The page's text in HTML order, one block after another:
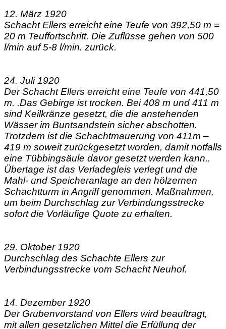
12. März 1920
Schacht Ellers erreicht eine Teufe von 392,50 m =
20 m Teuffortschritt. Die Zuflüsse gehen von 500
l/min auf 5-8 l/min. zurück.
24. Juli 1920
Der Schacht Ellers erreicht eine Teufe von 441,50
m. .Das Gebirge ist trocken. Bei 408 m und 411 m
sind Keilkränze gesetzt, die die anstehenden
Wässer im Buntsandstein sicher abschotten.
Trotzdem ist die Schachtmauerung von 411m –
419 m soweit zurückgesetzt worden, damit notfalls
eine Tübbingsäule davor gesetzt werden kann..
Übertage ist das Verladegleis verlegt und die
Mahl- und Speicheranlage an den hölzernen
Schachtturm in Angriff genommen. Maßnahmen,
um beim Durchschlag zur Verbindungsstrecke
sofort die Vorläufige Quote zu erhalten.
29. Oktober 1920
Durchschlag des Schachte Ellers zur
Verbindungsstrecke vom Schacht Neuhof.
14. Dezember 1920
Der Grubenvorstand von Ellers wird beauftragt,
mit allen gesetzlichen Mittel die Erfüllung der